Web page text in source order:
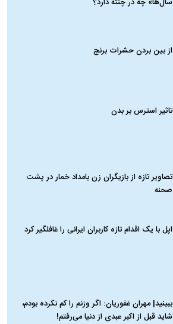
از بین بردن حشرات برنج
تاثیر استرس بر بدن
تصاویر تازه از بازیگران زن بامداد خمار در پشت
صحنه
اپل با یک اقدام تازه کاربران ایرانی را غافلگیر کرد
ببینید| مهران غفوریان: اگر وزنم را کم نکرده بودم،
شاید قبل از اکبر عبدی از دنیا می‌رفتم!